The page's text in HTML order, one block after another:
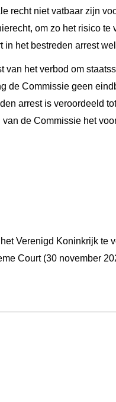
recht niet vatbaar zijn
om zo het risico te
het bestreden arrest
van het verbod om
de Commissie geen
arrest is veroordeeld
de Commissie het
Verenigd Koninkrijk te
Court (30 november